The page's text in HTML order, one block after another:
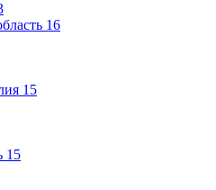
16
15
15